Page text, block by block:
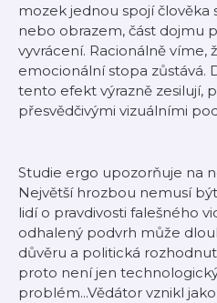
mozek jednou spojí člověka
nebo obrazem, část dojmu
vyvrácení. Racionálně víme,
emocionální stopa zůstává.
tento efekt výrazně zesilují,
přesvědčivými vizuálními
Studie ergo upozorňuje na
Největší hrozbou nemusí
lidí o pravdivosti falešného
odhalený podvrh může
důvěru a politická
proto není jen
problém...Vědátor vznikl